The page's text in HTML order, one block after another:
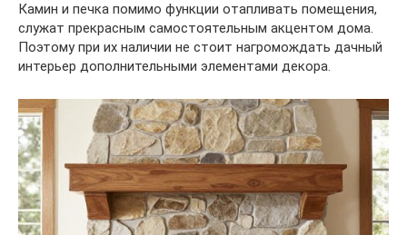
Камин и печка помимо функции отапливать помещения,
служат прекрасным самостоятельным акцентом дома.
Поэтому при их наличии не стоит нагромождать дачный
интерьер дополнительными элементами декора.